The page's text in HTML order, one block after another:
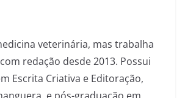
veterinária, mas trabalha
redação desde 2013. Possui
Escrita Criativa e Editoração,